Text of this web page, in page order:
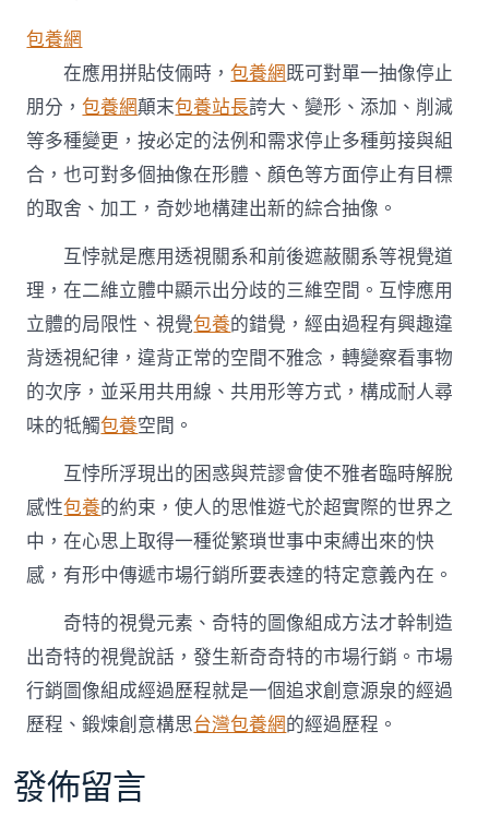
包養網
在應用拼貼伎倆時，包養網既可對單一抽像停止
朋分，包養網顛末包養站長誇大、變形、添加、削減
等多種變更，按必定的法例和需求停止多種剪接與組
合，也可對多個抽像在形體、顏色等方面停止有目標
的取舍、加工，奇妙地構建出新的綜合抽像。
互悖就是應用透視關系和前後遮蔽關系等視覺道
理，在二維立體中顯示出分歧的三維空間。互悖應用
立體的局限性、視覺包養的錯覺，經由過程有興趣違
背透視紀律，違背正常的空間不雅念，轉變察看事物
的次序，並采用共用線、共用形等方式，構成耐人尋
味的牴觸包養空間。
互悖所浮現出的困惑與荒謬會使不雅者臨時解脫
感性包養的約束，使人的思惟遊弋於超實際的世界之
中，在心思上取得一種從繁瑣世事中束縛出來的快
感，有形中傳遞市場行銷所要表達的特定意義內在。
奇特的視覺元素、奇特的圖像組成方法才幹制造
出奇特的視覺說話，發生新奇奇特的市場行銷。市場
行銷圖像組成經過歷程就是一個追求創意源泉的經過
歷程、鍛煉創意構思台灣包養網的經過歷程。
發佈留言